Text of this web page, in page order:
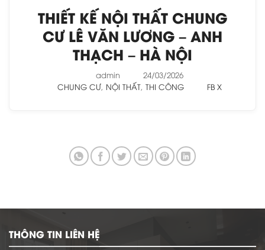
THIẾT KẾ NỘI THẤT CHUNG
CƯ LÊ VĂN LƯƠNG – ANH
THẠCH – HÀ NỘI
admin
24/03/2026
CHUNG CƯ, NỘI THẤT, THI CÔNG FB X
THÔNG TIN LIÊN HỆ